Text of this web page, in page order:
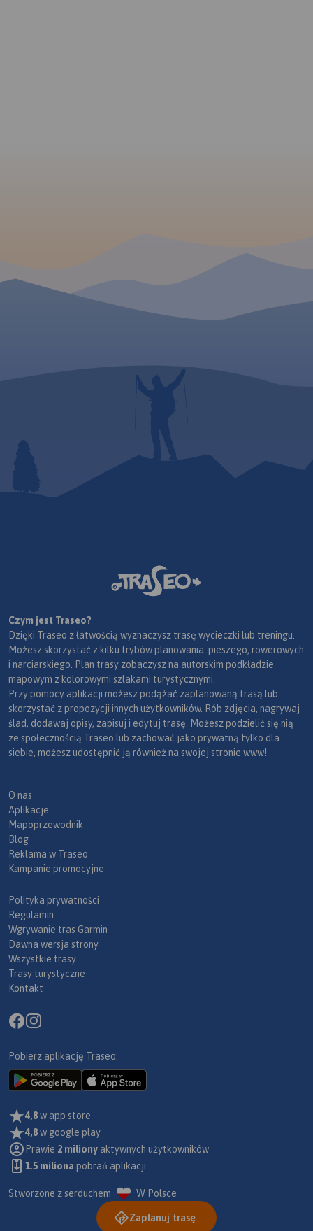
Czym jest Traseo?
Dzięki Traseo z łatwością wyznaczysz trasę wycieczki lub treningu.
Możesz skorzystać z kilku trybów planowania: pieszego, rowerowych
i narciarskiego. Plan trasy zobaczysz na autorskim podkładzie
mapowym z kolorowymi szlakami turystycznymi.
Przy pomocy aplikacji możesz podążać zaplanowaną trasą lub
skorzystać z propozycji innych użytkowników. Rób zdjęcia, nagrywaj
ślad, dodawaj opisy, zapisuj i edytuj trasę. Możesz podzielić się nią
ze społecznością Traseo lub zachować jako prywatną tylko dla
siebie, możesz udostępnić ją również na swojej stronie www!
O nas
Aplikacje
Mapoprzewodnik
Blog
Reklama w Traseo
Kampanie promocyjne
Polityka prywatności
Regulamin
Wgrywanie tras Garmin
Dawna wersja strony
Wszystkie trasy
Trasy turystyczne
Kontakt
Pobierz aplikację Traseo:
4,8w app store
4,8w google play
Prawie 2 miliony aktywnych użytkowników
1.5 miliona pobrań aplikacji
Stworzone z serduchem W Polsce
Zaplanuj trasę